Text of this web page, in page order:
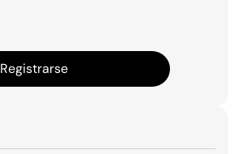
Registrarse